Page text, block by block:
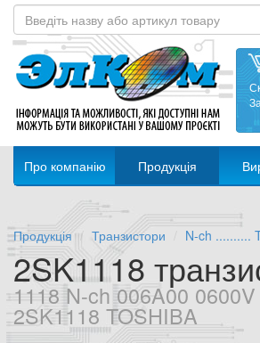
Про компанію Продукція
Продукція Транзистори N-ch ..........
2SK1118
1118 N-ch 006A00
2SK1118 TOSHIBA